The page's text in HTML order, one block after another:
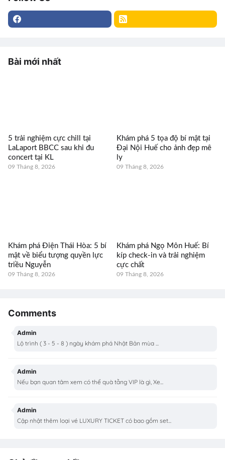
Bài mới nhất
5 trải nghiệm cực chill tại
LaLaport BBCC sau khi đu
concert tại KL
09 Tháng 8, 2026
Khám phá 5 tọa độ bí mật tại
Đại Nội Huế cho ảnh đẹp mê
ly
09 Tháng 8, 2026
Khám phá Điện Thái Hòa: 5 bí
mật về biểu tượng quyền lực
triều Nguyễn
09 Tháng 8, 2026
Khám phá Ngọ Môn Huế: Bí
kíp check-in và trải nghiệm
cực chất
09 Tháng 8, 2026
Comments
Admin
Lộ trình ( 3 - 5 - 8 ) ngày khám phá Nhật Bản mùa ...
Admin
Nếu bạn quan tâm xem có thể quà tằng VIP là gì, Xe...
Admin
Cập nhật thêm loại vé LUXURY TICKET có bao gồm set...